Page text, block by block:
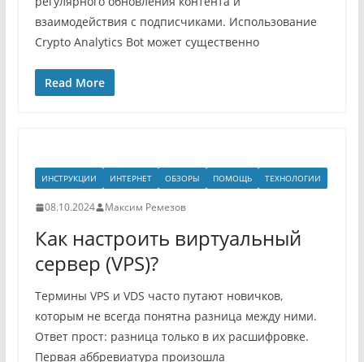
взаимодействия с подписчиками. Использование
Crypto Analytics Bot может существенно
Read More
ИНСТРУКЦИИ ИНТЕРНЕТ ОБЗОРЫ ПОМОЩЬ ТЕХНОЛОГИИ
08.10.2024 Максим Ремезов
Как настроить виртуальный
сервер (VPS)?
Термины VPS и VDS часто путают новичков,
которым не всегда понятна разница между ними.
Ответ прост: разница только в их расшифровке.
Первая аббревиатура произошла